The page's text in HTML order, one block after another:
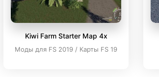
Kiwi Farm Starter Map 4x
Моды для FS 2019 / Карты FS 19